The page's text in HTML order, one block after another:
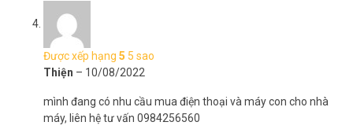
Được xếp hạng 5 5 sao
Thiện – 10/08/2022
mình đang có nhu cầu mua điện thoại và máy con cho nhà
máy, liên hệ tư vấn 0984256560